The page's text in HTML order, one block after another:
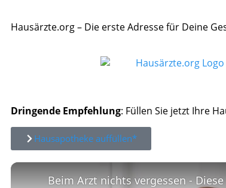
Hausärzte.org – Die erste Adresse für Deine
Dringende Empfehlung: Füllen Sie jetzt Ihre
Hausapotheke auffüllen*
Beim Arzt nichts vergessen -